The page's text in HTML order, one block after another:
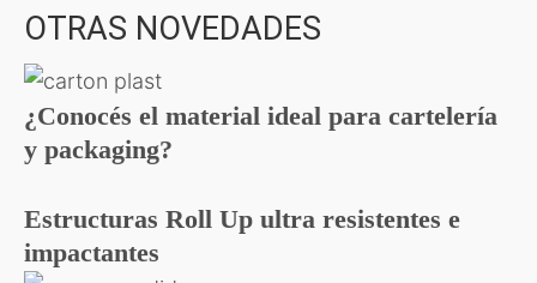
OTRAS NOVEDADES
¿Conocés el material ideal para cartelería
y packaging?
Estructuras Roll Up ultra resistentes e
impactantes